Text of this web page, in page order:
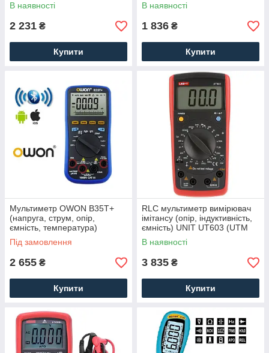
В наявності
2 231 ₴
Купити
В наявності
1 836 ₴
Купити
Мультиметр OWON B35T+
(напруга, струм, опір,
ємність, температура)
+Bluetooth, +TrueRMS ціна з
НДС
Під замовлення
2 655 ₴
Купити
RLC мультиметр вимірювач
імітансу (опір, індуктивність,
ємність) UNIT UT603 (UTM
1603)
В наявності
3 835 ₴
Купити